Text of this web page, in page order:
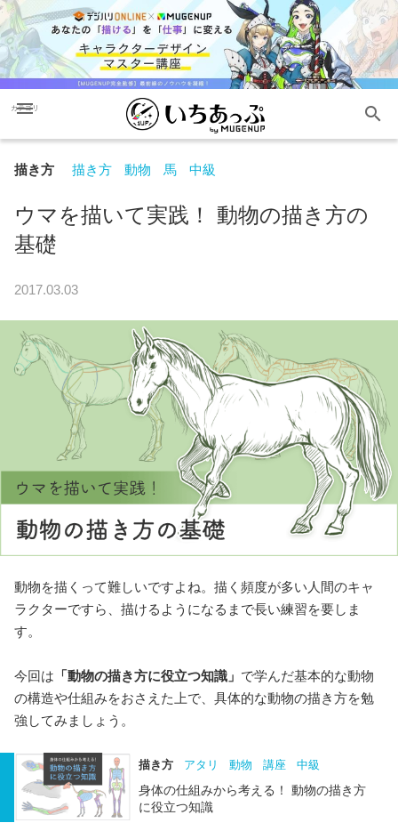
menu
カテゴリ search
描き方 描き方 動物 馬 中級
ウマを描いて実践！ 動物の描き方の
基礎
2017.03.03
動物を描くって難しいですよね。描く頻度が多い人間のキャ
ラクターですら、描けるようになるまで長い練習を要しま
す。
今回は 「動物の描き方に役立つ知識」 で学んだ基本的な動物
の構造や仕組みをおさえた上で、具体的な動物の描き方を勉
強してみましょう。
描き方 アタリ 動物 講座 中級
身体の仕組みから考える！ 動物の描き方
に役立つ知識